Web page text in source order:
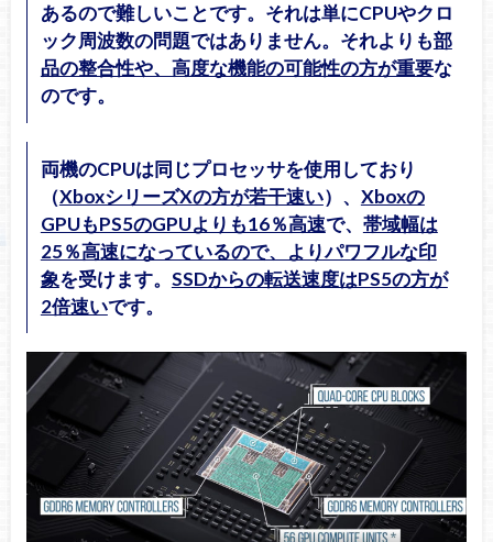
あるので難しいことです。それは単にCPUやクロ
ック周波数の問題ではありません。それよりも部
品の整合性や、高度な機能の可能性の方が重要な
のです。
両機のCPUは同じプロセッサを使用しており
（XboxシリーズXの方が若干速い）、 Xboxの
GPUもPS5のGPUよりも16％高速で、 帯域幅は
25％高速になっているので、よりパワフルな印
象を受けます。 SSDからの転送速度はPS5の方が
2倍速いです。